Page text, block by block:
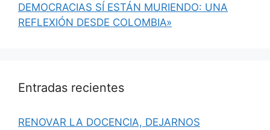
DEMOCRACIAS SÍ ESTÁN MURIENDO: UNA
REFLEXIÓN DESDE COLOMBIA»
Entradas recientes
RENOVAR LA DOCENCIA, DEJARNOS